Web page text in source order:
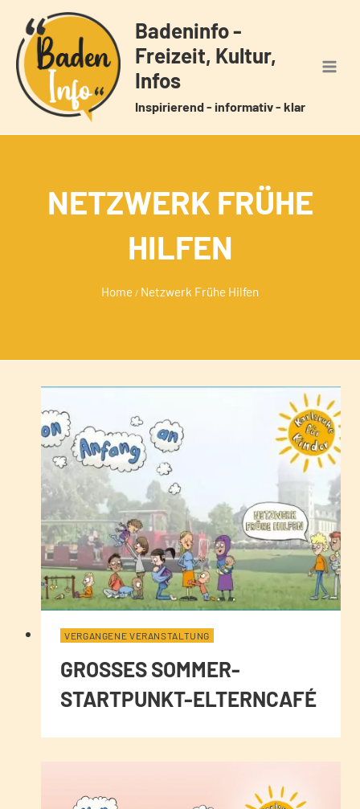
Inhalt
springen
Badeninfo -
Freizeit, Kultur,
Infos
Inspirierend - informativ - klar
NETZWERK FRÜHE
HILFEN
Home / Netzwerk Frühe Hilfen
VERGANGENE VERANSTALTUNG
GROSSES SOMMER-S
TARTPUNKT-ELTERNCAFÉ